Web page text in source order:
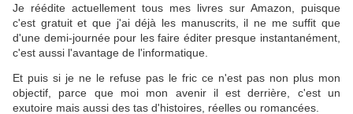
Je réédite actuellement tous mes livres sur Amazon, puisque
c'est gratuit et que j'ai déjà les manuscrits, il ne me suffit que
d'une demi-journée pour les faire éditer presque instantanément,
c'est aussi l'avantage de l'informatique.
Et puis si je ne le refuse pas le fric ce n'est pas non plus mon
objectif, parce que moi mon avenir il est derrière, c'est un
exutoire mais aussi des tas d'histoires, réelles ou romancées.